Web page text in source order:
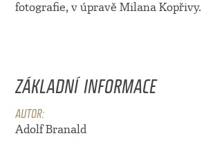
fotografie, v úpravě Milana Kopřivy.
ZÁKLADNÍ INFORMACE
AUTOR:
Adolf Branald